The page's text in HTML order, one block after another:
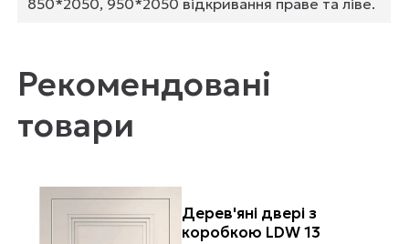
850*2050, 950*2050 відкривання праве та ліве.
Рекомендовані
товари
Дерев'яні двері з
коробкою LDW 13